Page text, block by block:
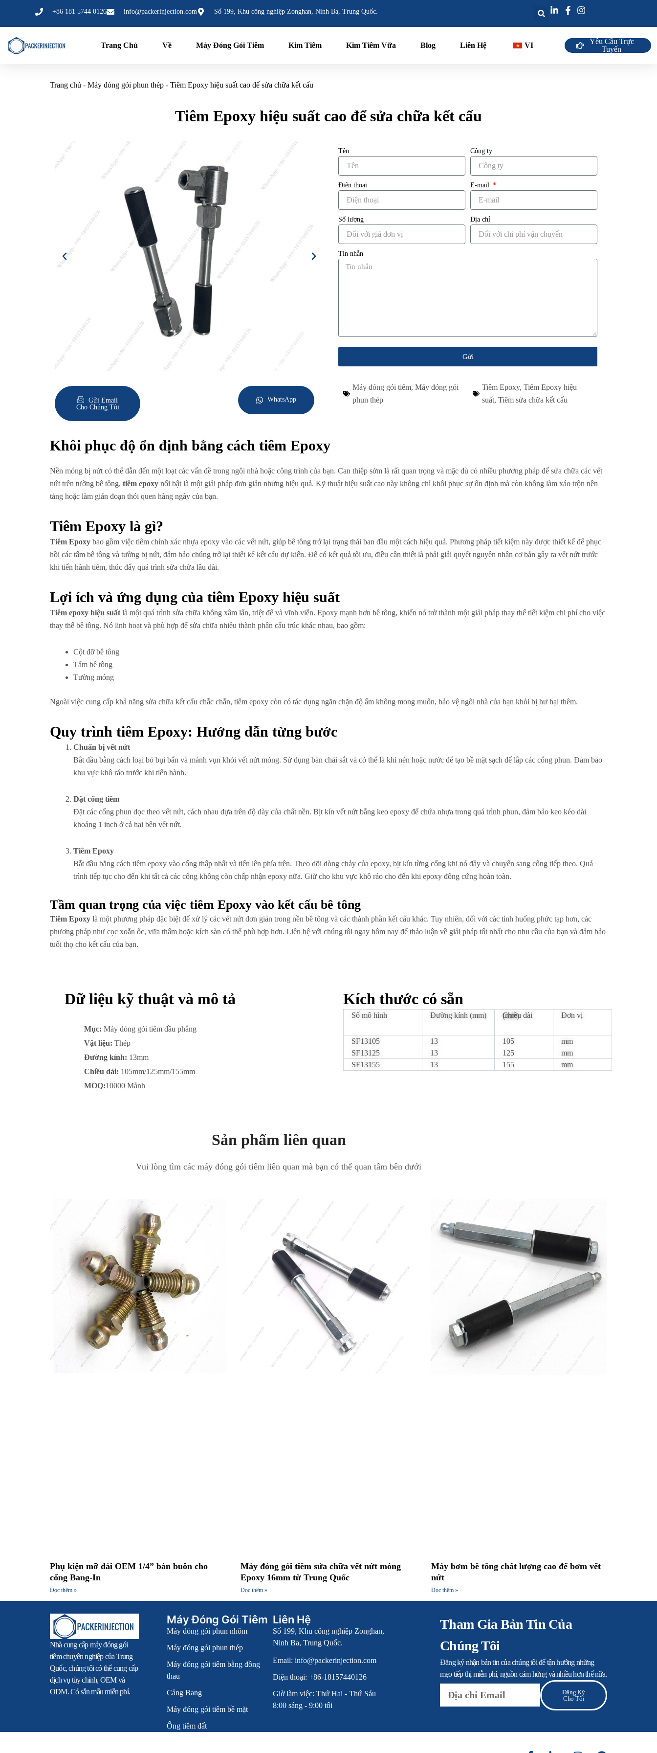
dung
+86 181 5744 0126 info@packerinjection.com Số 199, Khu công nghiệp Zonghan, Ninh Ba, Trung Quốc.
Trang Chủ Về Máy Đóng Gói Tiêm Kim Tiêm Kim Tiêm Vữa Blog Liên Hệ VI
Yêu Cầu Trực
Tuyến
Trang chủ - Máy đóng gói phun thép - Tiêm Epoxy hiệu suất cao để sửa chữa kết cấu
Tiêm Epoxy hiệu suất cao để sửa chữa kết cấu
Gửi Email
Cho Chúng Tôi
WhatsApp
Tên Công ty
Điện thoại E-mail
Số lượng Địa chỉ
Tin nhắn
Gửi
Máy đóng gói tiêm, Máy đóng gói
phun thép
Tiêm Epoxy, Tiêm Epoxy hiệu
suất, Tiêm sửa chữa kết cấu
Khôi phục độ ổn định bằng cách tiêm Epoxy
Nền móng bị nứt có thể dẫn đến một loạt các vấn đề trong ngôi nhà hoặc công trình của bạn. Can thiệp sớm là rất quan trọng và mặc dù có nhiều phương pháp để sửa chữa các vết
nứt trên tường bê tông, tiêm epoxy nổi bật là một giải pháp đơn giản nhưng hiệu quả. Kỹ thuật hiệu suất cao này không chỉ khôi phục sự ổn định mà còn không làm xáo trộn nền
tảng hoặc làm gián đoạn thói quen hàng ngày của bạn.
Tiêm Epoxy là gì?
Tiêm Epoxy bao gồm việc tiêm chính xác nhựa epoxy vào các vết nứt, giúp bê tông trở lại trạng thái ban đầu một cách hiệu quả. Phương pháp tiết kiệm này được thiết kế để phục
hồi các tấm bê tông và tường bị nứt, đảm bảo chúng trở lại thiết kế kết cấu dự kiến. Để có kết quả tối ưu, điều cần thiết là phải giải quyết nguyên nhân cơ bản gây ra vết nứt trước
khi tiến hành tiêm, thúc đẩy quá trình sửa chữa lâu dài.
Lợi ích và ứng dụng của tiêm Epoxy hiệu suất
Tiêm epoxy hiệu suất là một quá trình sửa chữa không xâm lấn, triệt để và vĩnh viễn. Epoxy mạnh hơn bê tông, khiến nó trở thành một giải pháp thay thế tiết kiệm chi phí cho việc
thay thế bê tông. Nó linh hoạt và phù hợp để sửa chữa nhiều thành phần cấu trúc khác nhau, bao gồm:
Cột đỡ bê tông
Tấm bê tông
Tường móng
Ngoài việc cung cấp khả năng sửa chữa kết cấu chắc chắn, tiêm epoxy còn có tác dụng ngăn chặn độ ẩm không mong muốn, bảo vệ ngôi nhà của bạn khỏi bị hư hại thêm.
Quy trình tiêm Epoxy: Hướng dẫn từng bước
Chuẩn bị vết nứt
Bắt đầu bằng cách loại bỏ bụi bẩn và mảnh vụn khỏi vết nứt móng. Sử dụng bàn chải sắt và có thể là khí nén hoặc nước để tạo bề mặt sạch để lắp các cổng phun. Đảm bảo
khu vực khô ráo trước khi tiến hành.
Đặt cổng tiêm
Đặt các cổng phun dọc theo vết nứt, cách nhau dựa trên độ dày của chất nền. Bịt kín vết nứt bằng keo epoxy để chứa nhựa trong quá trình phun, đảm bảo keo kéo dài
khoảng 1 inch ở cả hai bên vết nứt.
Tiêm Epoxy
Bắt đầu bằng cách tiêm epoxy vào cổng thấp nhất và tiến lên phía trên. Theo dõi dòng chảy của epoxy, bịt kín từng cổng khi nó đầy và chuyển sang cổng tiếp theo. Quá
trình tiếp tục cho đến khi tất cả các cổng không còn chấp nhận epoxy nữa. Giữ cho khu vực khô ráo cho đến khi epoxy đông cứng hoàn toàn.
Tầm quan trọng của việc tiêm Epoxy vào kết cấu bê tông
Tiêm Epoxy là một phương pháp đặc biệt để xử lý các vết nứt đơn giản trong nền bê tông và các thành phần kết cấu khác. Tuy nhiên, đối với các tình huống phức tạp hơn, các
phương pháp như cọc xoắn ốc, vữa thấm hoặc kích sàn có thể phù hợp hơn. Liên hệ với chúng tôi ngay hôm nay để thảo luận về giải pháp tốt nhất cho nhu cầu của bạn và đảm bảo
tuổi thọ cho kết cấu của bạn.
Dữ liệu kỹ thuật và mô tả
Mục: Máy đóng gói tiêm đầu phẳng
Vật liệu: Thép
Đường kính: 13mm
Chiều dài: 105mm/125mm/155mm
MOQ:10000 Mảnh
Kích thước có sẵn
Số mô hình Đường kính (mm) Chiều dài (mm) Đơn vị
SF13105 13 105
mm
SF13125
13 125
mm
SF13155
13 155 mm
Sản phẩm liên quan
Vui lòng tìm các máy đóng gói tiêm liên quan mà bạn có thể quan tâm bên dưới
Phụ kiện mỡ dài OEM 1/4” bán buôn cho
cổng Bang-In
Đọc thêm »
Máy đóng gói tiêm sửa chữa vết nứt móng
Epoxy 16mm từ Trung Quốc
Đọc thêm »
Máy bơm bê tông chất lượng cao để bơm vết
nứt
Đọc thêm »
Nhà cung cấp máy đóng gói
tiêm chuyên nghiệp của Trung
Quốc, chúng tôi có thể cung cấp
dịch vụ tùy chỉnh, OEM và
ODM. Có sẵn mẫu miễn phí.
Máy Đóng Gói Tiêm
Máy đóng gói phun nhôm
Máy đóng gói phun thép
Máy đóng gói tiêm bằng đồng
thau
Cảng Bang
Máy đóng gói tiêm bề mặt
Ống tiêm đất
Liên Hệ
Số 199, Khu công nghiệp Zonghan,
Ninh Ba, Trung Quốc.
Email: info@packerinjection.com
Điện thoại: +86-18157440126
Giờ làm việc: Thứ Hai - Thứ Sáu
8:00 sáng - 9:00 tối
Tham Gia Bản Tin Của
Chúng Tôi
Đăng ký nhận bản tin của chúng tôi để tận hưởng những
mẹo tiếp thị miễn phí, nguồn cảm hứng và nhiều hơn thế nữa.
E-
mail
Đăng Ký
Cho Tôi